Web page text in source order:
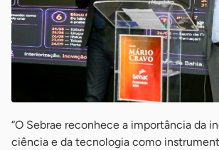
“O Sebrae reconhece a importância da
ciência e da tecnologia como